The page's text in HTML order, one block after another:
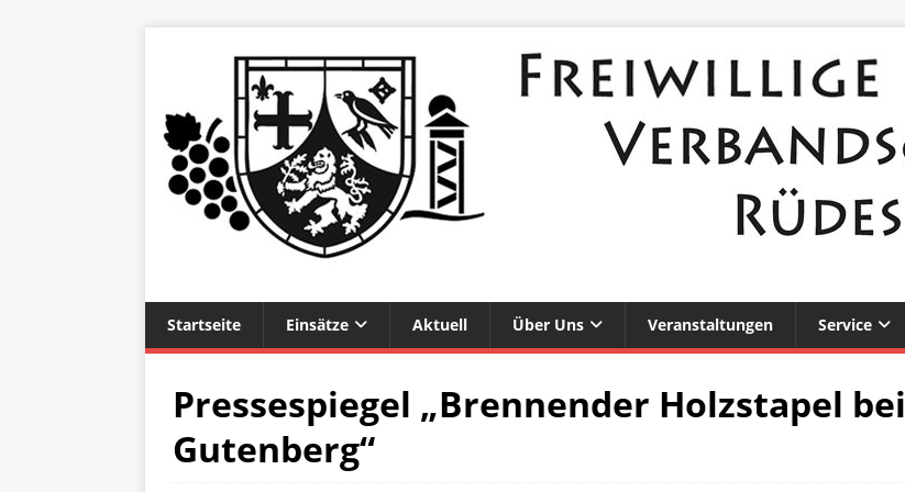
Startseite Einsätze Aktuell Über Uns Veranstaltungen Service
Pressespiegel „Brennender Holzstapel bei
Gutenberg“